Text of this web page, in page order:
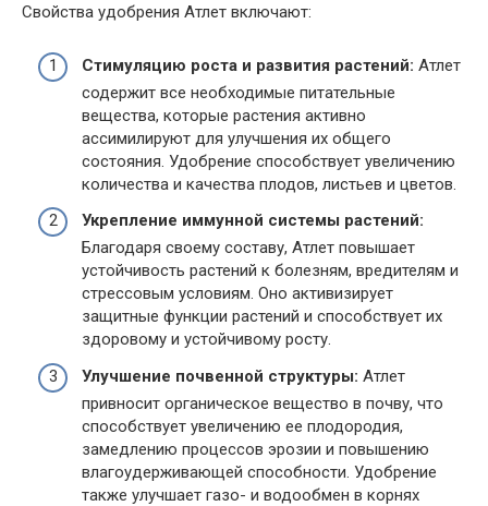
Свойства удобрения Атлет включают:
Стимуляцию роста и развития растений: Атлет
содержит все необходимые питательные
вещества, которые растения активно
ассимилируют для улучшения их общего
состояния. Удобрение способствует увеличению
количества и качества плодов, листьев и цветов.
Укрепление иммунной системы растений:
Благодаря своему составу, Атлет повышает
устойчивость растений к болезням, вредителям и
стрессовым условиям. Оно активизирует
защитные функции растений и способствует их
здоровому и устойчивому росту.
Улучшение почвенной структуры: Атлет
привносит органическое вещество в почву, что
способствует увеличению ее плодородия,
замедлению процессов эрозии и повышению
влагоудерживающей способности. Удобрение
также улучшает газо- и водообмен в корнях